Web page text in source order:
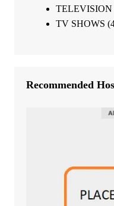
TELEVISION
TV SHOWS
Recommended